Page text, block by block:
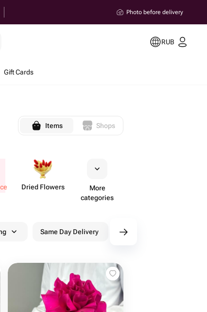
Photo before delivery
RUB
Gift Cards
Items Shops
Dried Flowers
More
categories
Same Day Delivery Discounts